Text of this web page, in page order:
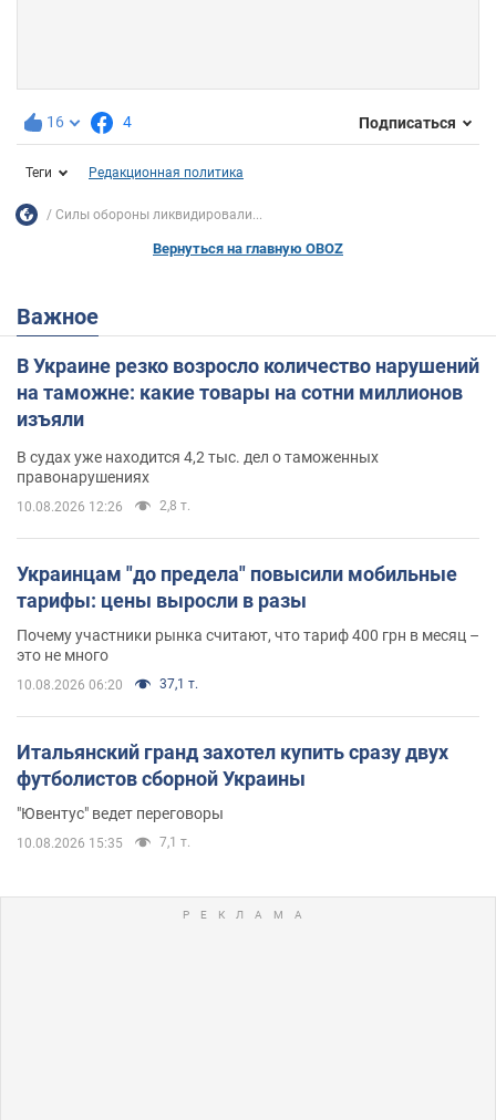
16 4 Подписаться
Теги Редакционная политика
Силы обороны ликвидировали...
Вернуться на главную OBOZ
Важное
В Украине резко возросло количество нарушений
на таможне: какие товары на сотни миллионов
изъяли
В судах уже находится 4,2 тыс. дел о таможенных
правонарушениях
10.08.2026 12:26 2,8 т.
Украинцам "до предела" повысили мобильные
тарифы: цены выросли в разы
Почему участники рынка считают, что тариф 400 грн в месяц –
это не много
10.08.2026 06:20 37,1 т.
Итальянский гранд захотел купить сразу двух
футболистов сборной Украины
"Ювентус" ведет переговоры
10.08.2026 15:35 7,1 т.